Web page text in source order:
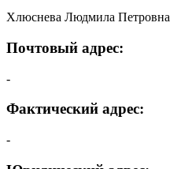
Хлюснева Людмила Петровна
Почтовый адрес:
-
Фактический адрес:
-